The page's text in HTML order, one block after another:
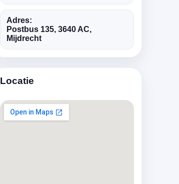
Adres:
Postbus 135, 3640 AC,
Mijdrecht
Locatie